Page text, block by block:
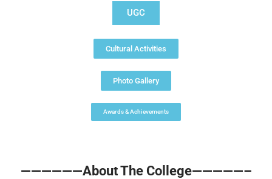
UGC
Cultural Activities
Photo Gallery
Awards & Achievements
——————About The College—————–